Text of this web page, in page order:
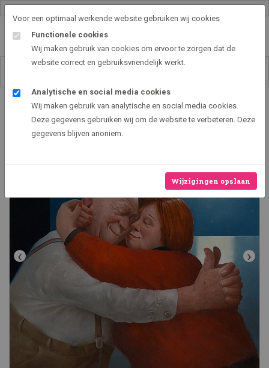
Voor een optimaal werkende website gebruiken wij cookies
Functionele cookies
Wij maken gebruik van cookies om ervoor te zorgen dat de
website correct en gebruiksvriendelijk werkt.
Analytische en social media cookies
Wij maken gebruik van analytische en social media cookies.
Deze gegevens gebruiken wij om de website te verbeteren. Deze
gegevens blijven anoniem.
Wijzigingen opslaan
Art2EXPO GallerySHOP - de leukste kunst cadeau ideeën
Volle liefde
‹ ›